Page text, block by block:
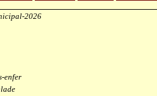
2026
enfer